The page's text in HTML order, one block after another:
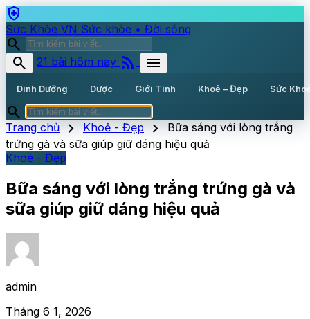
health_and_safety
Sức Khỏe VN Sức khỏe • Đời sống
search
search
21 bài hôm nay rss_feed menu
Dinh Dưỡng Dược Giới Tính Khoẻ – Đẹp Sức
search
Trang chủ chevron_right Khoẻ - Đẹp chevron_right Bữa sáng với lòng trắng
trứng gà và sữa giúp giữ dáng hiệu quả
Khoẻ - Đẹp
Bữa sáng với lòng trắng trứng gà và
sữa giúp giữ dáng hiệu quả
admin
Tháng 6 1, 2026